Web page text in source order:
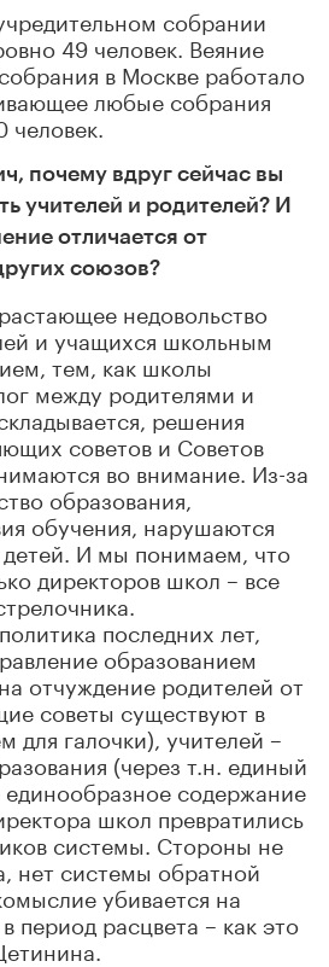
собрании
49 человек. Веяние
в Москве работало
любые собрания
почему вдруг сейчас вы
учителей и родителей? И
отличается от
союзов?
недовольство
и учащихся школьным
тем, как школы
между родителями и
решения
советов и Советов
во внимание. Из-за
образования,
обучения, нарушаются
детей. И мы понимаем, что
директоров школ – все
последних лет,
образованием
отчуждение родителей от
советы существуют в
для галочки), учителей –
(через т.н. единый
содержание
школ превратились
системы. Стороны не
нет системы обратной
убивается на
период расцвета – как это